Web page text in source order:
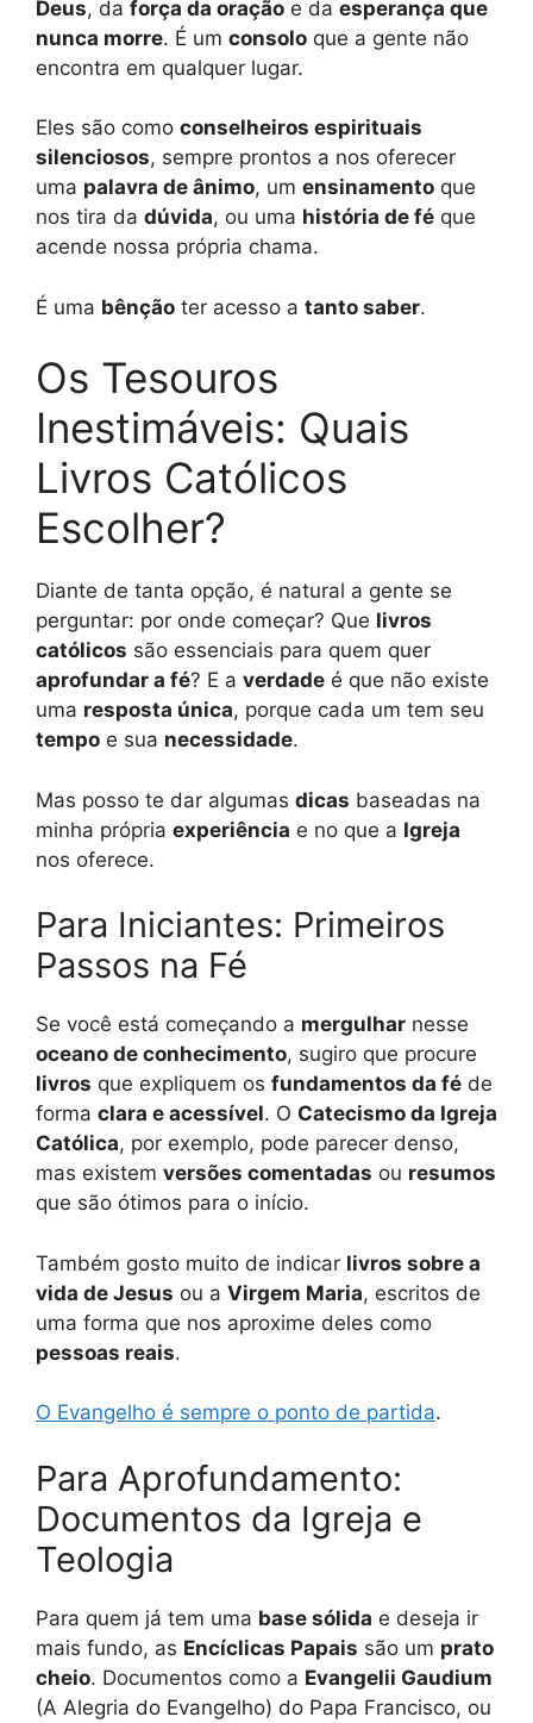
Deus, da força da oração e da esperança que
nunca morre. É um consolo que a gente não
encontra em qualquer lugar.
Eles são como conselheiros espirituais
silenciosos, sempre prontos a nos oferecer
uma palavra de ânimo, um ensinamento que
nos tira da dúvida, ou uma história de fé que
acende nossa própria chama.
É uma bênção ter acesso a tanto saber.
Os Tesouros
Inestimáveis: Quais
Livros Católicos
Escolher?
Diante de tanta opção, é natural a gente se
perguntar: por onde começar? Que livros
católicos são essenciais para quem quer
aprofundar a fé? E a verdade é que não existe
uma resposta única, porque cada um tem seu
tempo e sua necessidade.
Mas posso te dar algumas dicas baseadas na
minha própria experiência e no que a Igreja
nos oferece.
Para Iniciantes: Primeiros
Passos na Fé
Se você está começando a mergulhar nesse
oceano de conhecimento, sugiro que procure
livros que expliquem os fundamentos da fé de
forma clara e acessível. O Catecismo da Igreja
Católica, por exemplo, pode parecer denso,
mas existem versões comentadas ou resumos
que são ótimos para o início.
Também gosto muito de indicar livros sobre a
vida de Jesus ou a Virgem Maria, escritos de
uma forma que nos aproxime deles como
pessoas reais.
O Evangelho é sempre o ponto de partida.
Para Aprofundamento:
Documentos da Igreja e
Teologia
Para quem já tem uma base sólida e deseja ir
mais fundo, as Encíclicas Papais são um prato
cheio. Documentos como a Evangelii Gaudium
(A Alegria do Evangelho) do Papa Francisco, ou